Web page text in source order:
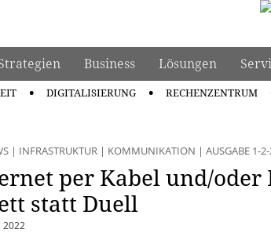
Business Lösungen
DIGITALISIERUNG RECHENZENTRUM
| INFRASTRUKTUR| KOMMUNIKATION | AUSGABE 1-
per Kabel und/oder
statt Duell
2022